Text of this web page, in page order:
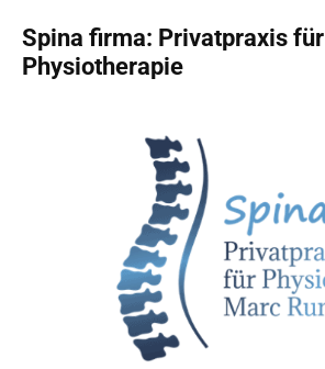
Spina firma: Privatpraxis für
Physiotherapie